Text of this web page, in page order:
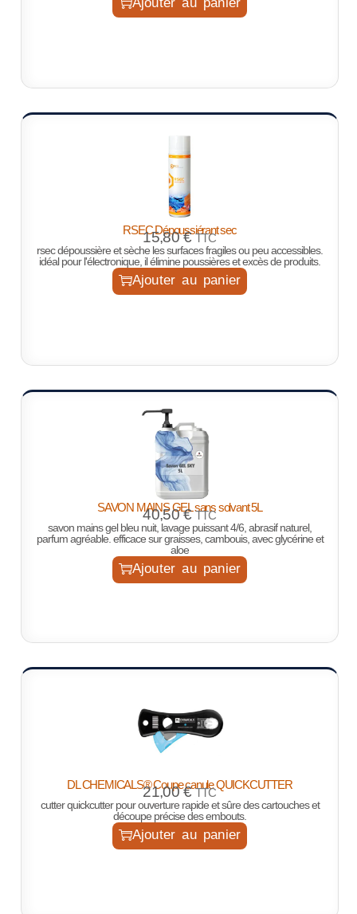
RSEC Dépoussiérant sec
15,80€ TTC
rsec dépoussière et sèche les surfaces fragiles ou peu accessibles.
idéal pour l'électronique, il élimine poussières et excès de produits.
Ajouter au panier
SAVON MAINS GEL sans solvant 5L
40,50€ TTC
savon mains gel bleu nuit, lavage puissant 4/6, abrasif naturel,
parfum agréable. efficace sur graisses, cambouis, avec glycérine et
aloe
Ajouter au panier
DL CHEMICALS® Coupe canule QUICKCUTTER
21,00€ TTC
cutter quickcutter pour ouverture rapide et sûre des cartouches et
découpe précise des embouts.
Ajouter au panier